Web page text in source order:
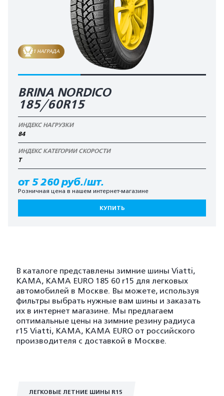
1 НАГРАДА
BRINA NORDICO
185/60R15
ИНДЕКС НАГРУЗКИ
84
ИНДЕКС КАТЕГОРИИ СКОРОСТИ
T
от 5 260 руб./шт.
Розничная цена в нашем интернет-магазине
КУПИТЬ
В каталоге представлены зимние шины Viatti,
KAMA, KAMA EURO 185 60 r15 для легковых
автомобилей в Москве. Вы можете, используя
фильтры выбрать нужные вам шины и заказать
их в интернет магазине. Мы предлагаем
оптимальные цены на зимние резину радиуса
r15 Viatti, KAMA, KAMA EURO от российского
производителя с доставкой в Москве.
ЛЕГКОВЫЕ ЛЕТНИЕ ШИНЫ R15